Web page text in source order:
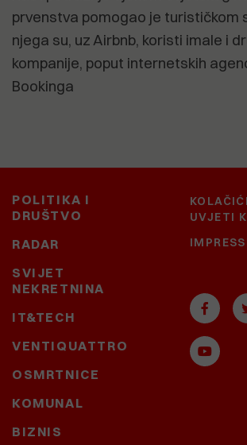
prvenstva pomogao je turističkom
njega su, uz Airbnb, koristi imale i
kompanije, poput internetskih
Bookinga
POLITIKA I
DRUŠTVO
RADAR
SVIJET
NEKRETNINA
IT&TECH
VENTIQUATTRO
OSMRTNICE
KOMUNAL
BIZNIS
KOLAČIĆI
UVJETI